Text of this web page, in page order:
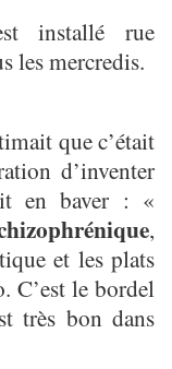
installé rue
les mercredis.
que c’était
d’inventer
en baver : «
,
et les plats
C’est le bordel
très bon dans